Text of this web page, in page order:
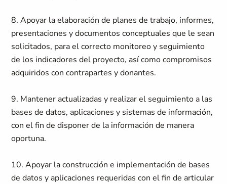
8. Apoyar la elaboración de planes de trabajo, informes,
presentaciones y documentos conceptuales que le sean
solicitados, para el correcto monitoreo y seguimiento
de los indicadores del proyecto, así como compromisos
adquiridos con contrapartes y donantes.
9. Mantener actualizadas y realizar el seguimiento a las
bases de datos, aplicaciones y sistemas de información,
con el fin de disponer de la información de manera
oportuna.
10. Apoyar la construcción e implementación de bases
de datos y aplicaciones requeridas con el fin de articular